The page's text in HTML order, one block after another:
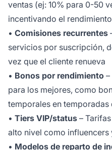
ventas (ej: 10% para 0-50
incentivando el rendimiento
• Comisiones recurrentes
servicios por suscripción,
vez que el cliente renueva
• Bonos por rendimiento
para los mejores, como
temporales en temporadas
• Tiers VIP/status –
alto nivel como
• Modelos de reparto de